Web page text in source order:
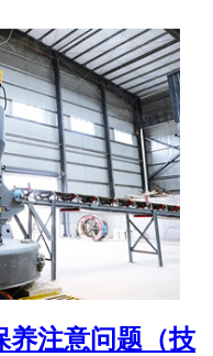
养注意问题（技